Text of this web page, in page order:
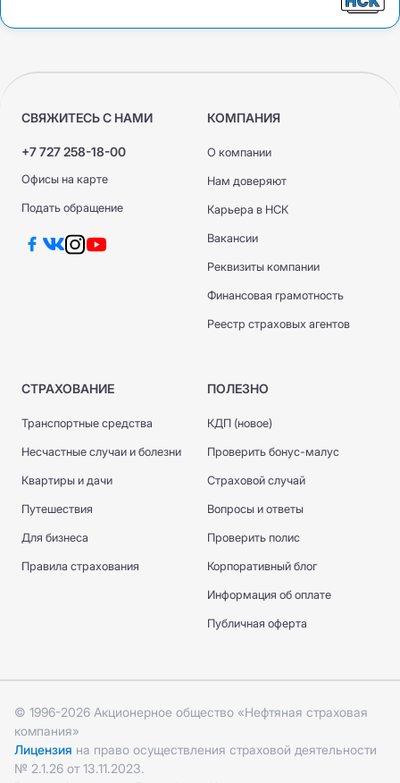
СВЯЖИТЕСЬ С НАМИ
+7 727 258-18-00
Офисы на карте
Подать обращение
КОМПАНИЯ
О компании
Нам доверяют
Карьера в НСК
Вакансии
Реквизиты компании
Финансовая грамотность
Реестр страховых агентов
СТРАХОВАНИЕ
Транспортные средства
Несчастные случаи и болезни
Квартиры и дачи
Путешествия
Для бизнеса
Правила страхования
ПОЛЕЗНО
КДП (новое)
Проверить бонус-малус
Страховой случай
Вопросы и ответы
Проверить полис
Корпоративный блог
Информация об оплате
Публичная оферта
© 1996-2026 Акционерное общество «Нефтяная страховая
компания»
Лицензия на право осуществления страховой деятельности
№ 2.1.26 от 13.11.2023.